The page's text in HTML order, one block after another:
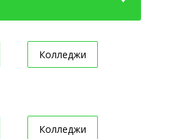
Колледжи
Колледжи